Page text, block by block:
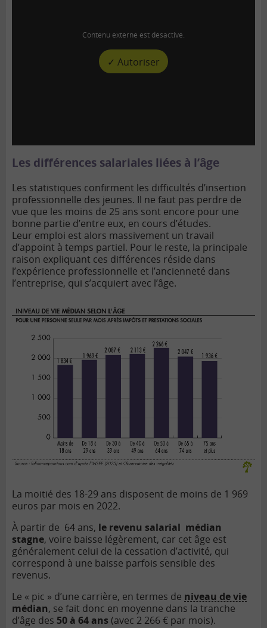
Contenu externe est désactivé.
✓ Autoriser
Les différences salariales liées à l’âge
Les statistiques confirment les difficultés d’insertion
professionnelle des jeunes. Il ne faut pas perdre de
vue que les moins de 25 ans sont encore pour une
bonne partie d’entre eux, en cours d’études.
Leur emploi est alors massivement un travail
d’appoint à temps partiel. Pour le reste, la principale
raison expliquant ces différences réside dans
l’expérience professionnelle et l’ancienneté dans
l’entreprise, qui s’acquiert avec l’âge.
La moitié des 18-29 ans disposent de moins de 1 969
euros par mois en 2022.
À partir de 64 ans, le revenu salarial médian
stagne, voire baisse légèrement, car cet âge est
généralement celui de la cessation d’activité, qui
correspond à une baisse parfois sensible des
revenus.
Le « pic » d’une carrière, en termes de niveau de vie
médian, se fait donc en moyenne dans la tranche
d’âge des 50 à 64 ans (avec 2 266 € par mois).